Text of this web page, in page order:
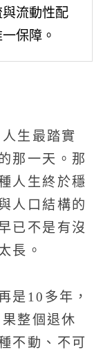
流動性配
保障。
生最踏實
那一天。那
人生終於穩
人口結構的
已不是有沒
長。
是10多年，
整個退休
不動、不可